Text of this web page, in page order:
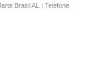
Brasil AL | Telefone